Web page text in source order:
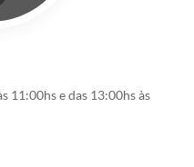
11:00hs e das 13:00hs às